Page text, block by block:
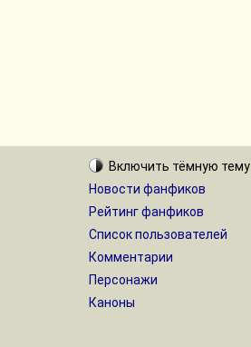
Включить тёмную тему
Новости фанфиков
Рейтинг фанфиков
Список пользователей
Комментарии
Персонажи
Каноны